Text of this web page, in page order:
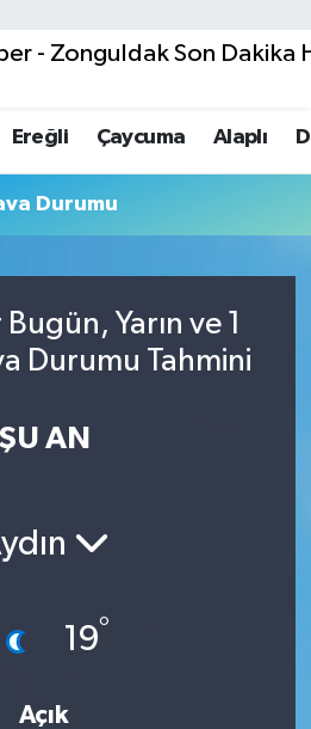
Ereğli Çaycuma Alaplı
Durumu
Yarın ve 1
Durumu Tahmini
ŞU AN
19°
Açık
Haritası